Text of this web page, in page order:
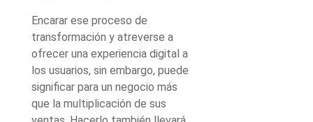
Encarar ese proceso de
transformación y atreverse a
ofrecer una experiencia digital a
los usuarios, sin embargo, puede
significar para un negocio más
que la multiplicación de sus